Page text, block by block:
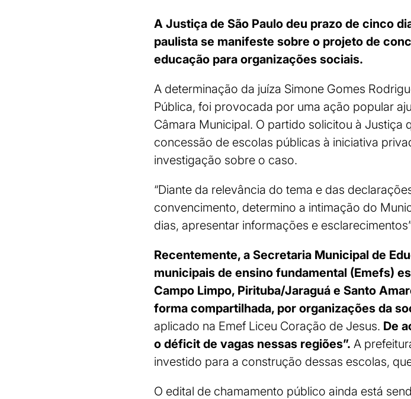
A Justiça de São Paulo deu prazo de cinco
paulista se manifeste sobre o projeto de
educação para organizações sociais.
A determinação da juíza Simone Gomes
Pública, foi provocada por uma ação popular
Câmara Municipal. O partido solicitou à Justiça
concessão de escolas públicas à iniciativa
investigação sobre o caso.
“Diante da relevância do tema e das
convencimento, determino a intimação do
dias, apresentar informações e
Recentemente, a Secretaria Municipal de
municipais de ensino fundamental (Emefs)
Campo Limpo, Pirituba/Jaraguá e Santo
forma compartilhada, por organizações da
aplicado na Emef Liceu Coração de Jesus. De
o déficit de vagas nessas regiões”. A
investido para a construção dessas escolas,
O edital de chamamento público ainda está